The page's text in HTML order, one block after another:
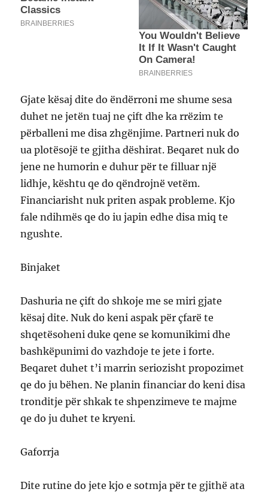
Gjate kësaj dite do ëndërroni me shume sesa
duhet ne jetën tuaj ne çift dhe ka rrëzim te
përballeni me disa zhgënjime. Partneri nuk do
ua plotësojë te gjitha dëshirat. Beqaret nuk do
jene ne humorin e duhur për te filluar një
lidhje, kështu qe do qëndrojnë vetëm.
Financiarisht nuk priten aspak probleme. Kjo
fale ndihmës qe do iu japin edhe disa miq te
ngushte.
Binjaket
Dashuria ne çift do shkoje me se miri gjate
kësaj dite. Nuk do keni aspak për çfarë te
shqetësoheni duke qene se komunikimi dhe
bashkëpunimi do vazhdoje te jete i forte.
Beqaret duhet t’i marrin seriozisht propozimet
qe do ju bëhen. Ne planin financiar do keni disa
tronditje për shkak te shpenzimeve te majme
qe do ju duhet te kryeni.
Gaforrja
Dite rutine do jete kjo e sotmja për te gjithë ata